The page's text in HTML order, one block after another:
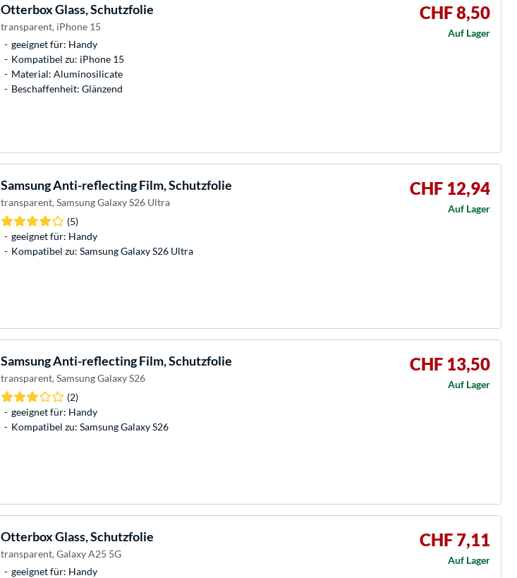
OtterboxGlass, Schutzfolie
transparent, iPhone 15
geeignet für: Handy
Kompatibel zu: iPhone 15
Material: Aluminosilicate
Beschaffenheit: Glänzend
CHF 8,50
Auf Lager
SamsungAnti-reflecting Film, Schutzfolie
transparent, Samsung Galaxy S26 Ultra
(5)
geeignet für: Handy
Kompatibel zu: Samsung Galaxy S26 Ultra
CHF 12,94
Auf Lager
SamsungAnti-reflecting Film, Schutzfolie
transparent, Samsung Galaxy S26
(2)
geeignet für: Handy
Kompatibel zu: Samsung Galaxy S26
CHF 13,50
Auf Lager
OtterboxGlass, Schutzfolie
transparent, Galaxy A25 5G
geeignet für: Handy
CHF 7,11
Auf Lager